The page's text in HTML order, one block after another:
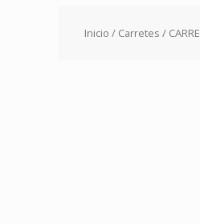
Inicio / Carretes /